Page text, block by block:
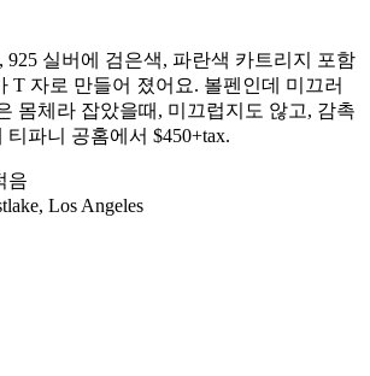
925 실버에 검은색, 파란색 카트리지 포함
T 자로 만들어 졌어요. 볼펜인데 미끄러
몸체라 잡았을때, 미끄럽지도 않고, 감촉
파니 공홈에서 $450+tax.
음
Los Angeles